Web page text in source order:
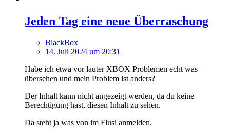
Jeden Tag eine neue Überraschung
BlackBox
14. Juli 2024 um 20:31
Habe ich etwa vor lauter XBOX Problemen echt was
übersehen und mein Problem ist anders?
Der Inhalt kann nicht angezeigt werden, da du keine
Berechtigung hast, diesen Inhalt zu sehen.
Da steht ja was von im Flusi anmelden.